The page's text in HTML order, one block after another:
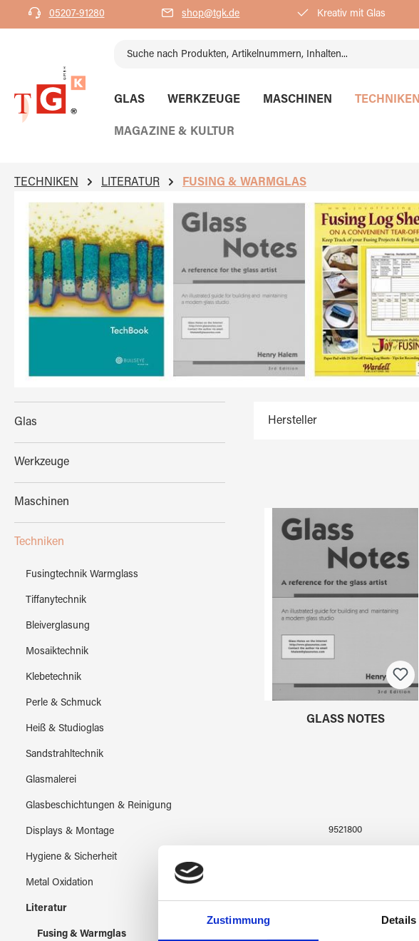
Zustimmung Details
Zur Hauptnavigation springen
05207-91280 shop@tgk.de Kreativ mit Glas
GLAS WERKZEUGE MASCHINEN TECHNIKEN
MAGAZINE & KULTUR
TECHNIKEN LITERATUR FUSING & WARMGLAS
Glas
Werkzeuge
Maschinen
Techniken
Fusingtechnik Warmglass
Tiffanytechnik
Bleiverglasung
Mosaiktechnik
Klebetechnik
Perle & Schmuck
Heiß & Studioglas
Sandstrahltechnik
Glasmalerei
Glasbeschichtungen & Reinigung
Displays & Montage
Hygiene & Sicherheit
Metal Oxidation
Literatur
Fusing & Warmglas
Hersteller
GLASS NOTES
9521800